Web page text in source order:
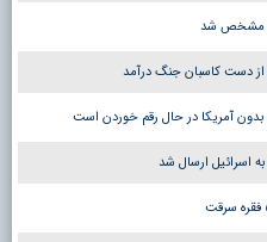
مشخص شد
از دست کاسبان جنگ درآمد
بدون آمریکا در حال رقم خوردن است